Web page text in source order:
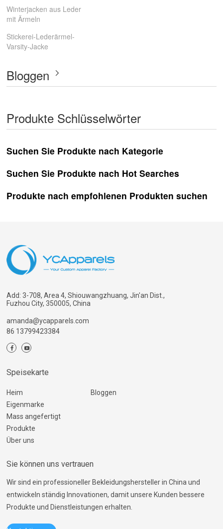
Winterjacken aus Leder
mit Ärmeln
Stickerei-Lederärmel-
Varsity-Jacke
Bloggen
Produkte Schlüsselwörter
Suchen Sie Produkte nach Kategorie
Suchen Sie Produkte nach Hot Searches
Produkte nach empfohlenen Produkten suchen
Add: 3-708, Area 4, Shiouwangzhuang, Jin'an Dist.,
Fuzhou City, 350005, China
amanda@ycapparels.com
86 13799423384
Speisekarte
Heim
Eigenmarke
Mass angefertigt
Produkte
Über uns
Bloggen
Sie können uns vertrauen
Wir sind ein professioneller Bekleidungshersteller in China und
entwickeln ständig Innovationen, damit unsere Kunden bessere
Produkte und Dienstleistungen erhalten.